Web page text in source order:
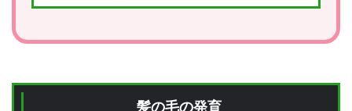
髪の毛の発育